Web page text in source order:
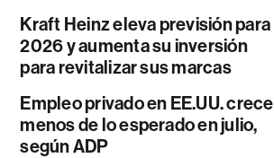
Kraft Heinz eleva previsión para
2026 y aumenta su inversión
para revitalizar sus marcas
Empleo privado en EE.UU. crece
menos de lo esperado en julio,
según ADP